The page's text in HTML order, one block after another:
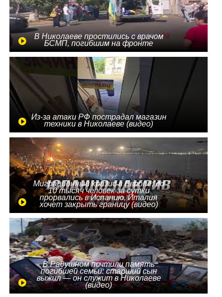
В Николаеве простились с врачом
БСМП, погибшим на фронте
Из-за атаки РФ пострадал магазин
техники в Николаеве (видео)
Миграционный кризис в Европе: до
10 тысяч человек за сутки
прорвались в Испанию, Италия
хочет закрыть границу (видео)
В Радушном почтили память
погибшей семьи: старший сын
выжил — он служит в Николаеве
(видео)